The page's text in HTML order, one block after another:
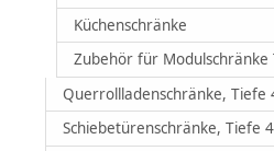
Küchenschränke
Zubehör für
Querrollladenschränke, Tiefe
Schiebetürenschränke, Tiefe